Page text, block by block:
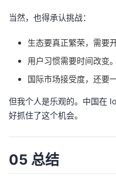
当然，也得承认挑战：
生态要真正繁荣，需要
用户习惯需要时间改变。
国际市场接受度，还要
但我个人是乐观的。中国在
好抓住了这个机会。
05 总结